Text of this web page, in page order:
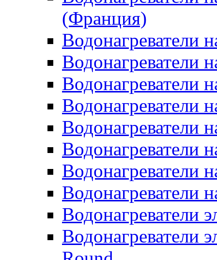
(Франция)
Водонагреватели
Водонагреватели
Водонагреватели
Водонагреватели
Водонагреватели
Водонагреватели
Водонагреватели
Водонагреватели
Водонагреватели
Водонагреватели